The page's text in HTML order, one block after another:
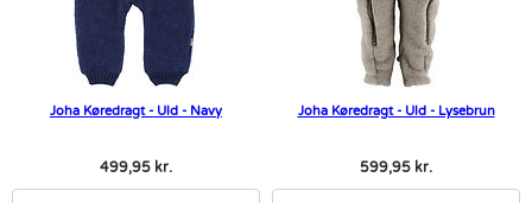
Joha Køredragt - Uld - Navy
499,95 kr.
Joha Køredragt - Uld - Lysebrun
599,95 kr.